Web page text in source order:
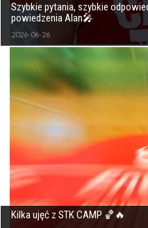
Szybkie pytania, szybkie
powiedzenia Alan🎤
2026-06-26
Kilka ujęć z STK CAMP 🏀🔥